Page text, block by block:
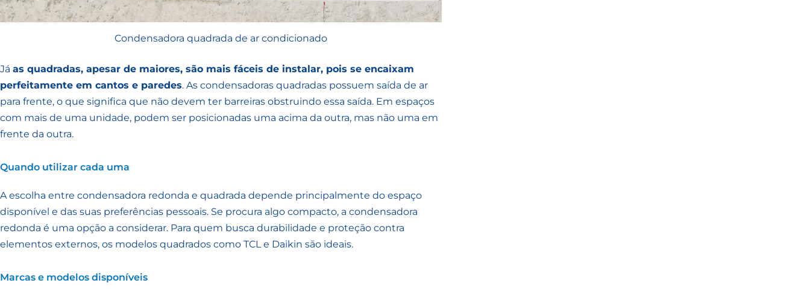
Condensadora quadrada de ar condicionado
Já as quadradas, apesar de maiores, são mais fáceis de instalar, pois se encaixam
perfeitamente em cantos e paredes. As condensadoras quadradas possuem saída de ar
para frente, o que significa que não devem ter barreiras obstruindo essa saída. Em espaços
com mais de uma unidade, podem ser posicionadas uma acima da outra, mas não uma em
frente da outra.
Quando utilizar cada uma
A escolha entre condensadora redonda e quadrada depende principalmente do espaço
disponível e das suas preferências pessoais. Se procura algo compacto, a condensadora
redonda é uma opção a considerar. Para quem busca durabilidade e proteção contra
elementos externos, os modelos quadrados como TCL e Daikin são ideais.
Marcas e modelos disponíveis